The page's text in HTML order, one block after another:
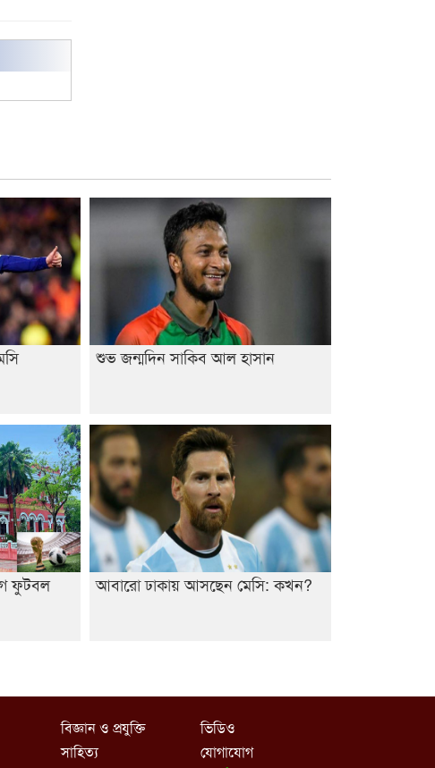
মাহফুজ
ডাকসুতে শিবিরের নিরঙ্কুশ জয়
রাজশাহীতে ট্রাকচাপায় ভ্যানচালক
শেষ সময়ে ভোট কারচুরি অভিযোগ
আবিদের
শুভ জন্মদিন সাকিব আল হাসান
ফুটবল
আবারো ঢাকায় আসছেন মেসি: কখন?
বিজ্ঞান ও প্রযুক্তি
সাহিত্য
ভিডিও
যোগাযোগ